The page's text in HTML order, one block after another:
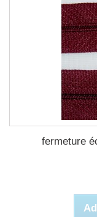
fermeture